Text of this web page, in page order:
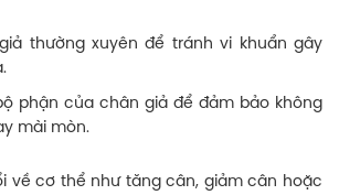
thường xuyên để tránh vi khuẩn gây
phận của chân giả để đảm bảo không
mài mòn.
về cơ thể như tăng cân, giảm cân hoặc